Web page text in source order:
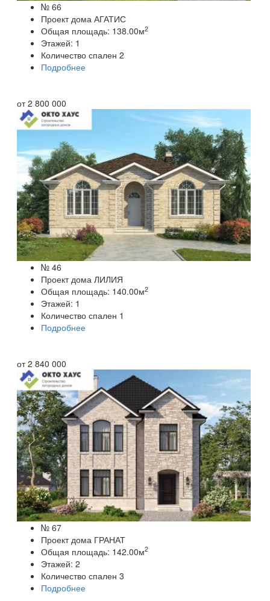
№ 66
Проект дома АГАТИС
Общая площадь: 138.00м2
Этажей: 1
Количество спален 2
Подробнее
от2 800 000
№ 46
Проект дома ЛИЛИЯ
Общая площадь: 140.00м2
Этажей: 1
Количество спален 1
Подробнее
от2 840 000
№ 67
Проект дома ГРАНАТ
Общая площадь: 142.00м2
Этажей: 2
Количество спален 3
Подробнее